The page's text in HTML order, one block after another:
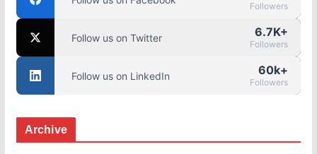
Followers
Follow us on Twitter 6.7K+
Followers
Follow us on LinkedIn 60k+
Followers
Archive